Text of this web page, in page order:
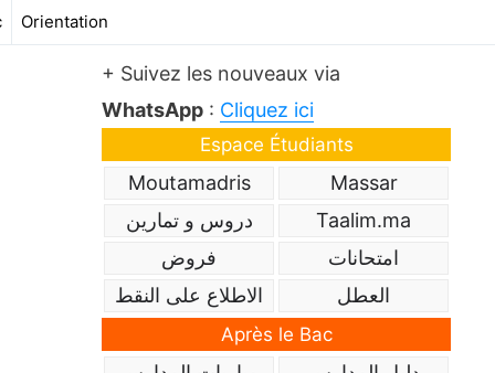
Orientation
+ Suivez les nouveaux via
WhatsApp : Cliquez ici
Espace Étudiants
Massar
Moutamadris
Taalim.ma
دروس و تمارين
امتحانات
فروض
العطل
الاطلاع على النقط
Après le Bac